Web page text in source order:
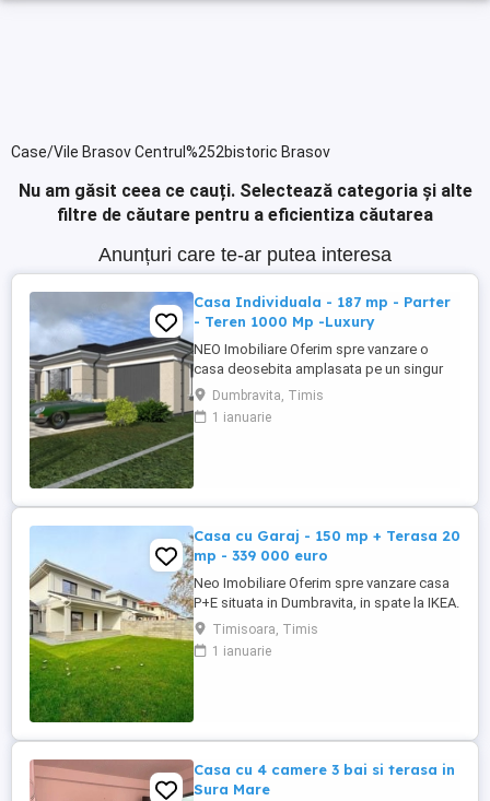
Case/Vile Brasov Centrul%252bistoric Brasov
Nu am găsit ceea ce cauți. Selectează categoria și alte
filtre de căutare pentru a eficientiza căutarea
Anunțuri care te-ar putea interesa
Casa Individuala - 187 mp - Parter
- Teren 1000 Mp -Luxury
NEO Imobiliare Oferim spre vanzare o
casa deosebita amplasata pe un singur
nivel, cu incaperi inalte de pana la 3 m.
Astfel ofera spatiu, lumina si senzatie
clara de confort superior. Casa are o
Dumbravita, Timis
1 ianuarie
Casa cu Garaj - 150 mp + Terasa 20
mp - 339 000 euro
Neo Imobiliare Oferim spre vanzare casa
P+E situata in Dumbravita, in spate la IKEA.
Suprafata casei este de 155 mp + 20 mp
terasa, iar terenul pe care este aplasata
casa este de 370 mp. Compartimentare:
Timisoara, Timis
1 ianuarie
Casa cu 4 camere 3 bai si terasa in
Sura Mare